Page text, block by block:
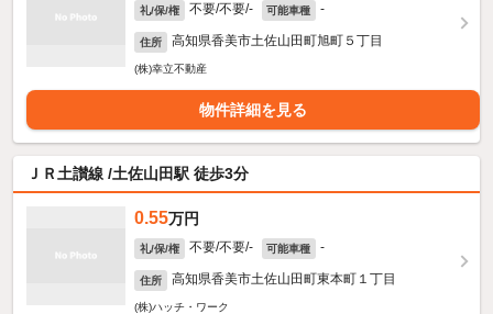
礼/保/権 不要/不要/- 可能車種 -
住所 高知県香美市土佐山田町旭町５丁目
(株)幸立不動産
物件詳細を見る
ＪＲ土讃線 /土佐山田駅 徒歩3分
0.55万円
礼/保/権 不要/不要/- 可能車種 -
住所 高知県香美市土佐山田町東本町１丁目
(株)ハッチ・ワーク